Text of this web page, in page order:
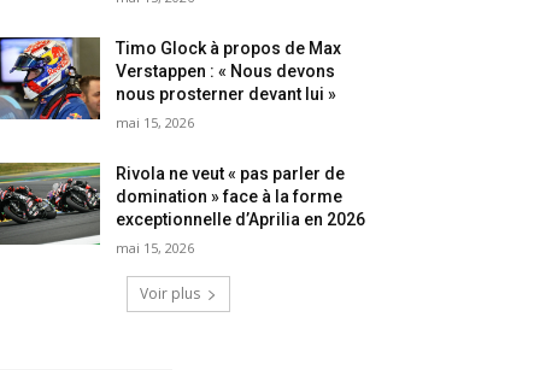
Timo Glock à propos de Max
Verstappen : « Nous devons
nous prosterner devant lui »
mai 15, 2026
Rivola ne veut « pas parler de
domination » face à la forme
exceptionnelle d’Aprilia en 2026
mai 15, 2026
Voir plus